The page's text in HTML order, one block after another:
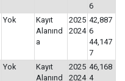
6
Yok
Kayıt
Alanınd
a
2025
2024
42,887
6
44,147
7
Yok
Kayıt
Alanınd
2025
2024
46,168
4